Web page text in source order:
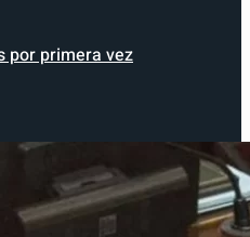
por primera vez